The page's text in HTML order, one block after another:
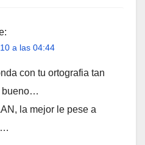
a las 04:44
con tu ortografia tan
bueno…
la mejor le pese a